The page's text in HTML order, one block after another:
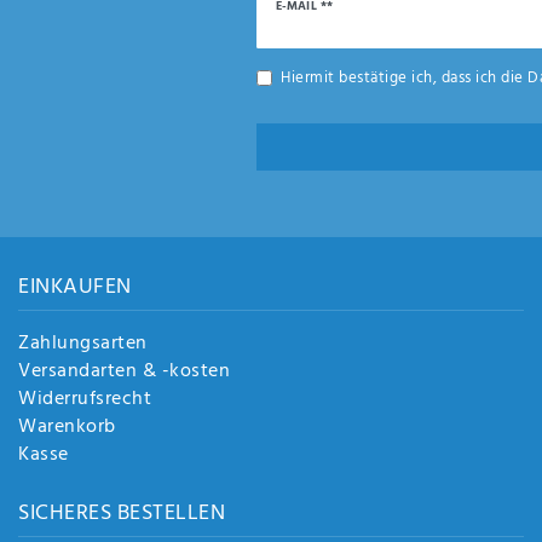
E-MAIL **
Newsletter
Hiermit bestätige ich, dass ich die
EINKAUFEN
Zahlungsarten
Versandarten & -kosten
Widerrufsrecht
Warenkorb
Kasse
SICHERES BESTELLEN